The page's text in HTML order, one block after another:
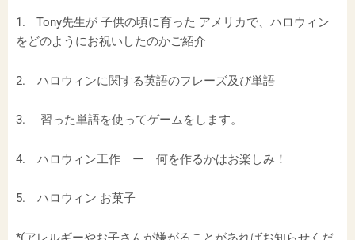
1. Tony先生が 子供の頃に育った アメリカで、ハロウィン
をどのようにお祝いしたのかご紹介
2. ハロウィンに関する英語のフレーズ及び単語
3. 習った単語を使ってゲームをします。
4. ハロウィン工作 ー 何を作るかはお楽しみ！
5. ハロウィン お菓子